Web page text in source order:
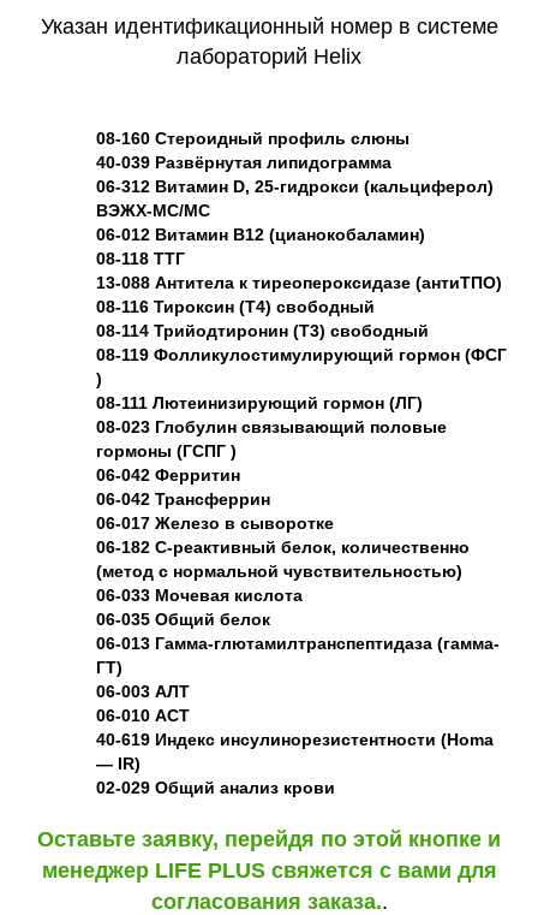
Указан идентификационный номер в системе
лабораторий Helix
08-160 Стероидный профиль слюны
40-039 Развёрнутая липидограмма
06-312 Витамин D, 25-гидрокси (кальциферол)
ВЭЖХ‑МС/МС
06-012 Витамин В12 (цианокобаламин)
08-118 ТТГ
13-088 Антитела к тиреопероксидазе (антиТПО)
08-116 Тироксин (Т4) свободный
08-114 Трийодтиронин (Т3) свободный
08-119 Фолликулостимулирующий гормон (ФСГ
)
08-111 Лютеинизирующий гормон (ЛГ)
08-023 Глобулин связывающий половые
гормоны (ГСПГ )
06-042 Ферритин
06-042 Трансферрин
06-017 Железо в сыворотке
06-182 С‑реактивный белок, количественно
(метод с нормальной чувствительностью)
06-033 Мочевая кислота
06-035 Общий белок
06-013 Гамма-глютамилтранспептидаза (гамма-
ГТ)
06-003 АЛТ
06-010 АСТ
40-619 Индекс инсулинорезистентности (Homa
— IR)
02-029 Общий анализ крови
Оставьте заявку, перейдя по этой кнопке и
менеджер LIFE PLUS свяжется с вами для
согласования заказа..